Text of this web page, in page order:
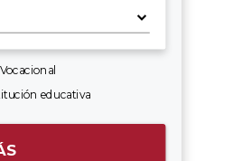
educativa